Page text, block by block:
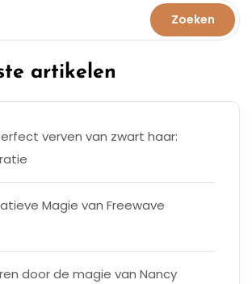
Zoeken
artikelen
verven van zwart haar:
Magie van Freewave
door de magie van Nancy